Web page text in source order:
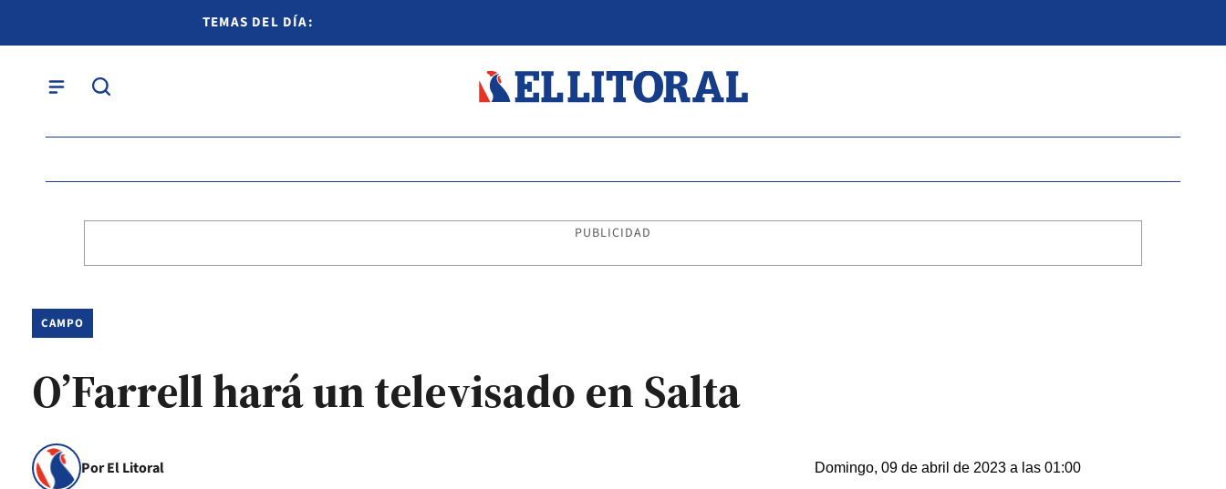
TEMAS DEL DÍA:
PUBLICIDAD
CAMPO
O’Farrell hará un televisado en Salta
Por El Litoral Domingo, 09 de abril de 2023 a las 01:00